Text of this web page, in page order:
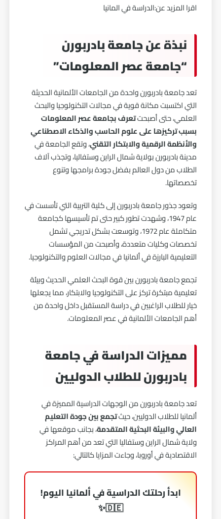
اقرا المزيد عن:الدراسة في المانيا
نبذة عن جامعة بادربورن
“جامعة عصر المعلومات”
تعد جامعة بادربورن واحدة من الجامعات الألمانية الحديثة
التي اكتسبت مكانة قوية في مجالات التكنولوجيا والبحث
العلمي، حتى أصبحتتعرف بجامعة عصر المعلومات
بسبب تركيزها علىعلوم الحاسبوالذكاء الاصطناعي
والأنظمة الرقمية والابتكار التقني، وتقع الجامعة في
مدينة بادربورن بولاية شمال الراين وستفاليا، وتجذب آلاف
الطلاب من دول العالم بفضل جودة برامجها وتنوع
تخصصاتها.
وتعود جذور جامعة بادربورن إلى كلية التربية التي تأسست في
عام 1947، وشهدت تطور كبير حتى تم تأسيسها كجامعة
متكاملة عام 1972، وتوسعت بشكل تدريجي تشمل
تخصصات وكليات متعددة، وأصبحت من المؤسسات
التعليمية البارزة في ألمانيا في مجالات العلوم والتكنولوجيا.
تجمع جامعة بادربورن بين قوة البحث العلمي الحديث وبيئة
تعليمية مبتكرة تركز على التكنولوجيا والابتكار، مما يجعلها
خيار للطلاب الراغبين في دراسة المستقبل داخل واحدة من
أهم الجامعات الألمانية في عصر المعلومات.
مميزات الدراسة في جامعة
بادربورن للطلاب الدوليين
تعد جامعة بادربورن من الوجهات الدراسية المميزة في
ألمانيا للطلاب الدوليين، حيثتجمع بين جودة التعليم
العالي والبيئة البحثية المتقدمة، بجانب موقعها في
ولاية شمال الراين وستفاليا التي تعد من أهم المراكز
الاقتصادية في أوروبا، وجاءت المزايا كالتالي:
ابدأ رحلتك الدراسية في ألمانيا اليوم!
🇩🇪✨